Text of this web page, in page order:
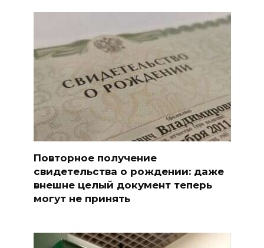
Повторное получение
свидетельства о рождении: даже
внешне целый документ теперь
могут не принять